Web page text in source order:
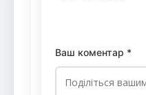
Ваш коментар *